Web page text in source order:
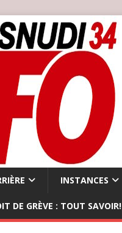
INSTANCES
DE GRÈVE : TOUT SAVOIR!